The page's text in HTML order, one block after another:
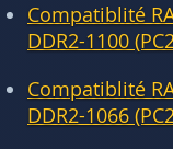
Compatiblité
DDR2-1100
Compatiblité
DDR2-1066